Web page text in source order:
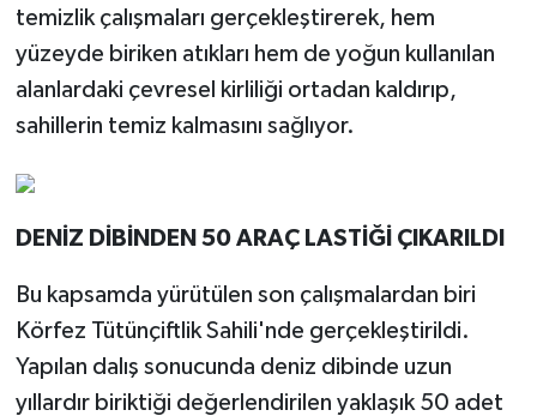
temizlik çalışmaları gerçekleştirerek, hem
yüzeyde biriken atıkları hem de yoğun kullanılan
alanlardaki çevresel kirliliği ortadan kaldırıp,
sahillerin temiz kalmasını sağlıyor.
DENİZ DİBİNDEN 50 ARAÇ LASTİĞİ ÇIKARILDI
Bu kapsamda yürütülen son çalışmalardan biri
Körfez Tütünçiftlik Sahili'nde gerçekleştirildi.
Yapılan dalış sonucunda deniz dibinde uzun
yıllardır biriktiği değerlendirilen yaklaşık 50 adet